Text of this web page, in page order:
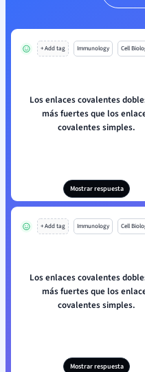
+ Add tag Immunology Cell
Los enlaces covalentes
más fuertes que los
covalentes simples.
Mostrar respuesta
+ Add tag Immunology Cell
Los enlaces covalentes
más fuertes que los
covalentes simples.
Mostrar respuesta